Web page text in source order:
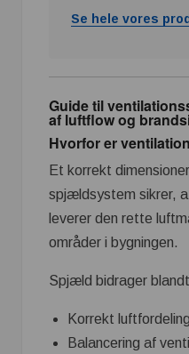
Se hele vores
Guide til
af luftflow og
Hvorfor er
Et korrekt
spjældsystem sikrer,
leverer den rette
områder i bygningen.
Spjæld bidrager
Korrekt luftfordeling
Balancering af